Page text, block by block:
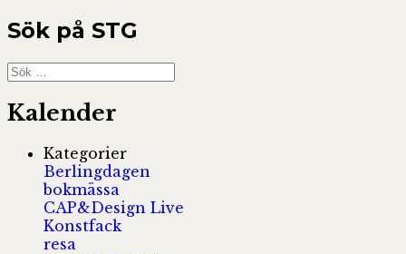
Sök på STG
Sök
efter:
Kalender
Kategorier
Berlingdagen
bokmässa
CAP&Design Live
Konstfack
resa